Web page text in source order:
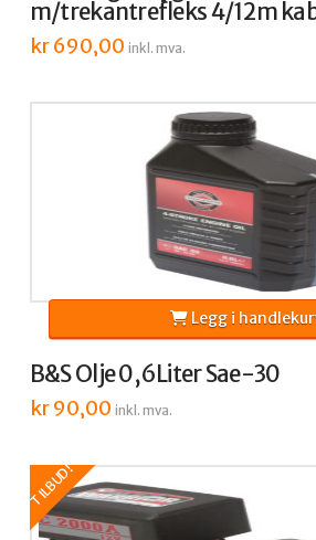
m/trekantrefleks 4/12m
kr690,00 inkl. mva.
B&S Olje 0,6Liter Sae-30
kr90,00 inkl. mva.
Legg i
TILBUD!